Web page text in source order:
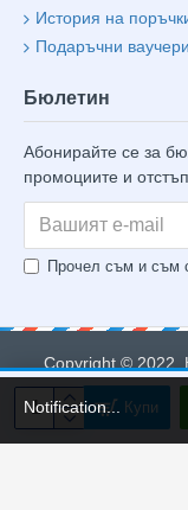
Купи
История на
Подаръчни ваучери
Бюлетин
Абонирайте се за
промоциите и
Прочел съм и съм
Copyright © 2022,
Notification...